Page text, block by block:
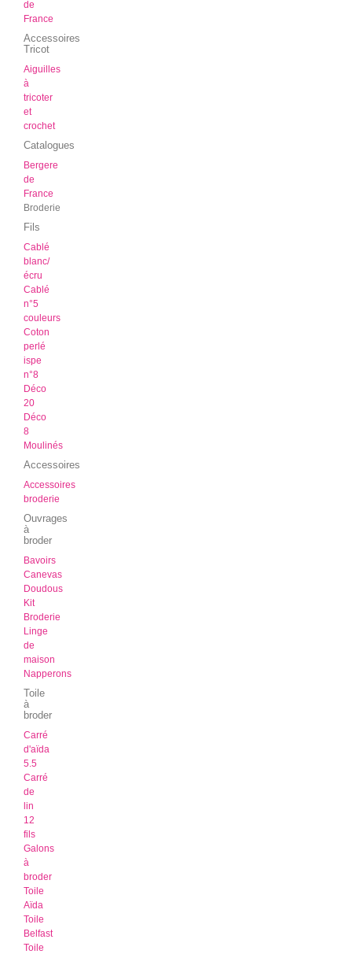
de
France
Accessoires
Tricot
Aiguilles
à
tricoter
et
crochet
Catalogues
Bergere
de
France
Broderie
Fils
Cablé
blanc/
écru
Cablé
n°5
couleurs
Coton
perlé
ispe
n°8
Déco
20
Déco
8
Moulinés
Accessoires
Accessoires
broderie
Ouvrages
à
broder
Bavoirs
Canevas
Doudous
Kit
Broderie
Linge
de
maison
Napperons
Toile
à
broder
Carré
d'aïda
5.5
Carré
de
lin
12
fils
Galons
à
broder
Toile
Aïda
Toile
Belfast
Toile